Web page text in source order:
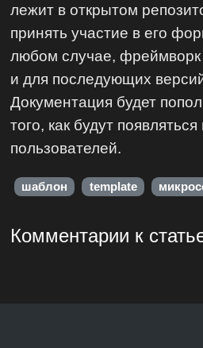
лежит в открытом
принять участие в его
любом случае, фреймворк
и для последующих
Документация будет
того, как будут
пользователей.
шаблон template
Комментарии к